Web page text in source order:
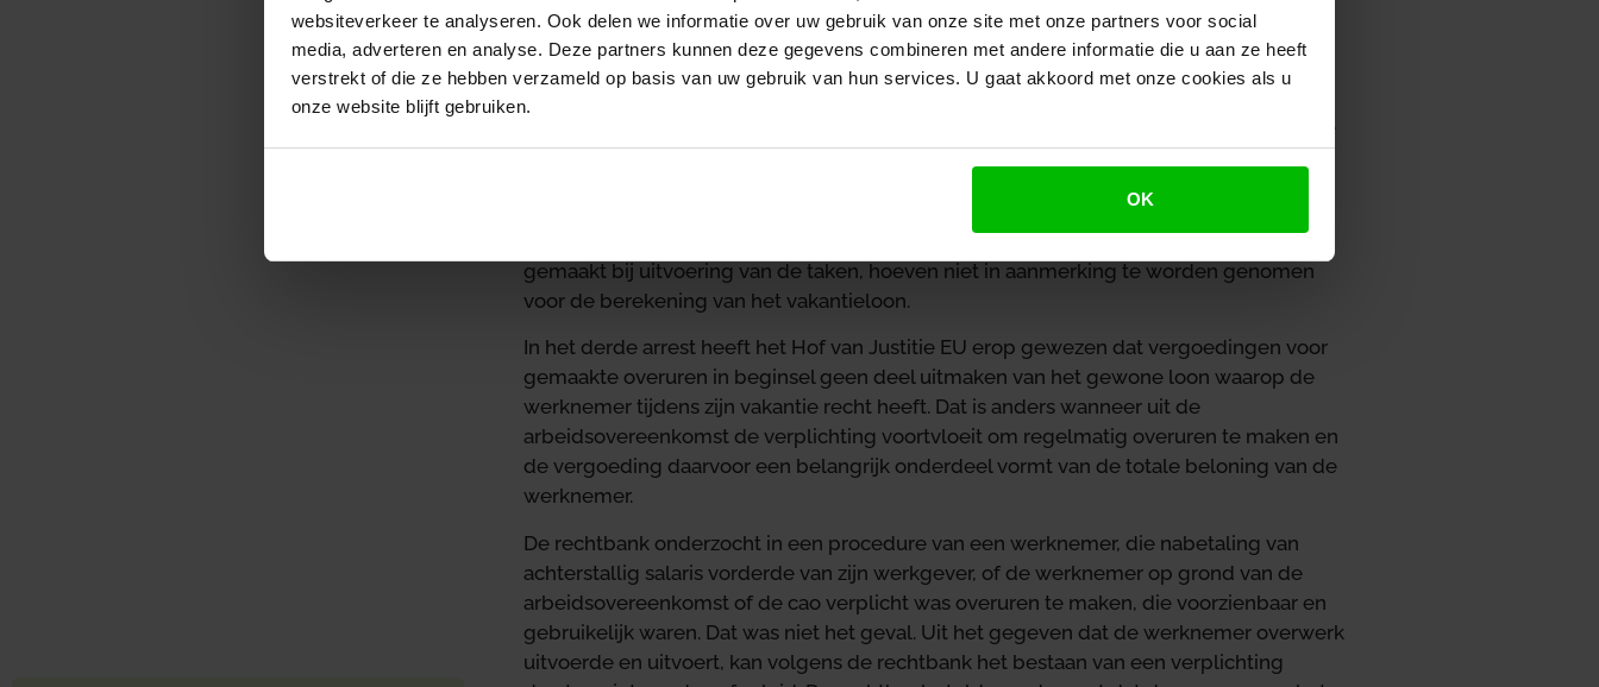
websiteverkeer te analyseren. Ook delen we informatie over uw gebruik van onze site met onze partners voor social
media, adverteren en analyse. Deze partners kunnen deze gegevens combineren met andere informatie die u aan ze heeft
verstrekt of die ze hebben verzameld op basis van uw gebruik van hun services. U gaat akkoord met onze cookies als u
onze website blijft gebruiken.
OK
vakantie. De strekking van het oudste arrest is dat de werknemer tijdens zijn vakantie
zijn normale loon dient te ontvangen.
In het tweede arrest was aan de orde hoe moet worden bepaald wat het normale loon
Hof van Justitie EU moet in een dergelijk geval een specifieke analyse worden
taken, die hem in de arbeidsovereenkomst zijn opgedragen, worden gerekend tot zijn
globale beloning. De vergoeding van occasionele of bijkomende kosten, die worden
gemaakt bij uitvoering van de taken, hoeven niet in aanmerking te worden genomen
voor de berekening van het vakantieloon.
In het derde arrest heeft het Hof van Justitie EU erop gewezen dat vergoedingen voor
gemaakte overuren in beginsel geen deel uitmaken van het gewone loon waarop de
werknemer tijdens zijn vakantie recht heeft. Dat is anders wanneer uit de
arbeidsovereenkomst de verplichting voortvloeit om regelmatig overuren te maken en
de vergoeding daarvoor een belangrijk onderdeel vormt van de totale beloning van de
werknemer.
De rechtbank onderzocht in een procedure van een werknemer, die nabetaling van
achterstallig salaris vorderde van zijn werkgever, of de werknemer op grond van de
arbeidsovereenkomst of de cao verplicht was overuren te maken, die voorzienbaar en
gebruikelijk waren. Dat was niet het geval. Uit het gegeven dat de werknemer overwerk
uitvoerde en uitvoert, kan volgens de rechtbank het bestaan van een verplichting